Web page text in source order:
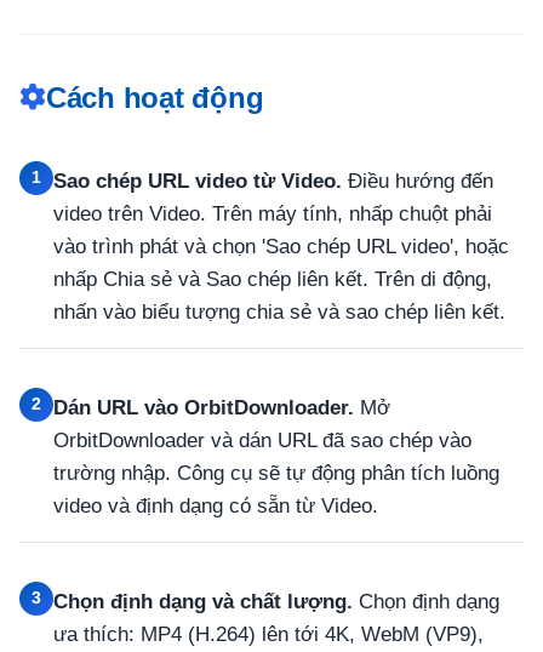
Cách hoạt động
1 Sao chép URL video từ Video. Điều hướng đến
video trên Video. Trên máy tính, nhấp chuột phải
vào trình phát và chọn 'Sao chép URL video', hoặc
nhấp Chia sẻ và Sao chép liên kết. Trên di động,
nhấn vào biểu tượng chia sẻ và sao chép liên kết.
2 Dán URL vào OrbitDownloader. Mở
OrbitDownloader và dán URL đã sao chép vào
trường nhập. Công cụ sẽ tự động phân tích luồng
video và định dạng có sẵn từ Video.
3 Chọn định dạng và chất lượng. Chọn định dạng
ưa thích: MP4 (H.264) lên tới 4K, WebM (VP9),